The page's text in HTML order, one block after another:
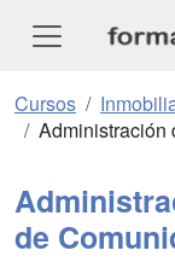
Cursos
Administración
de